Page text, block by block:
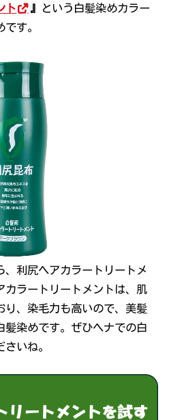
ト
』
という白髪染めカラー
す。
、利尻ヘアカラートリートメ
カラートリートメントは、肌
り、染毛力も高いので、美髪
髪染めです。ぜひヘナでの白
いね。